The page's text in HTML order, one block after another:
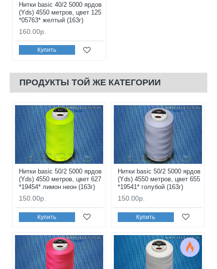
Нитки basic 40/2 5000 ярдов
(Yds) 4550 метров, цвет 125
*05763* желтый (163г)
160.00р.
Купить
ПРОДУКТЫ ТОЙ ЖЕ КАТЕГОРИИ
Нитки basic 50/2 5000 ярдов
(Yds) 4550 метров, цвет 627
*19454* лимон неон (163г)
150.00р.
Купить
Нитки basic 50/2 5000 ярдов
(Yds) 4550 метров, цвет 655
*19541* голубой (163г)
150.00р.
Купить